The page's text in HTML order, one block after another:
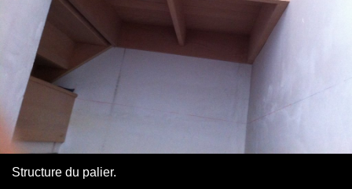
Structure du palier.